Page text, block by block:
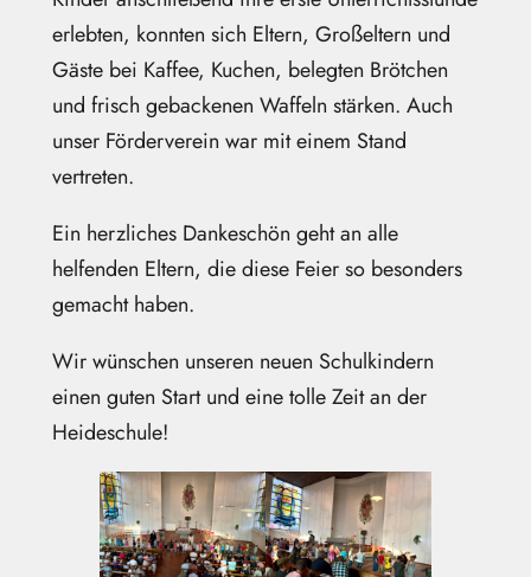
erlebten, konnten sich Eltern, Großeltern und
Gäste bei Kaffee, Kuchen, belegten Brötchen
und frisch gebackenen Waffeln stärken. Auch
unser Förderverein war mit einem Stand
vertreten.
Ein herzliches Dankeschön geht an alle
helfenden Eltern, die diese Feier so besonders
gemacht haben.
Wir wünschen unseren neuen Schulkindern
einen guten Start und eine tolle Zeit an der
Heideschule!